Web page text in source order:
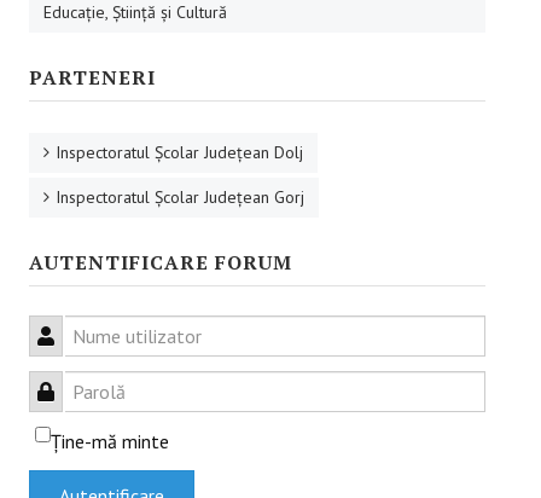
Educație incluzivă
Management instituțional
BUNE PRACTICI
Educaţie incluzivă
Capacitate instituţională
FORUM
Sesiuni online
Educaţie, Ştiinţă şi Cultură
PARTENERI
Inspectoratul Şcolar Judeţean Dolj
Inspectoratul Şcolar Judeţean Gorj
AUTENTIFICARE FORUM
Nume utilizator
Parolă
Ţine-mă minte